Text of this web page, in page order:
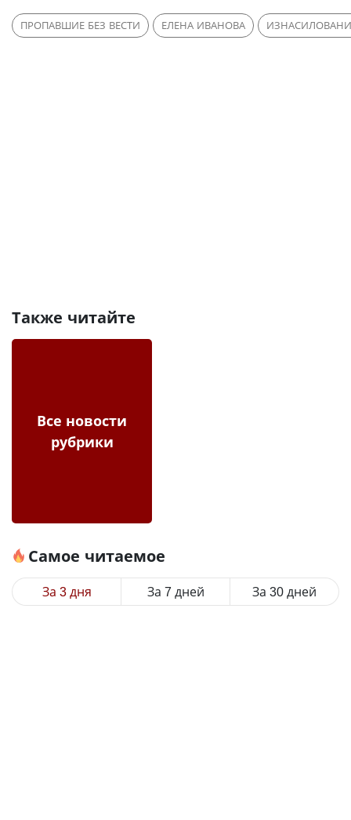
ПРОПАВШИЕ БЕЗ ВЕСТИ ЕЛЕНА ИВАНОВА
Также читайте
Все новости
рубрики
Самое читаемое
За 3 дня За 7 дней За 30 дней